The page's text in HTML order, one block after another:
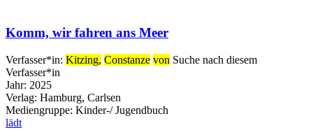
Komm, wir fahren ans Meer
Verfasser*in: Kitzing, Constanze von Suche nach diesem
Verfasser*in
Jahr: 2025
Verlag: Hamburg, Carlsen
Mediengruppe: Kinder-/ Jugendbuch
lädt